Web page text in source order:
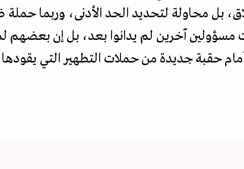
بل محاولة لتحديد الحد الأدنى، وربما
مسؤولين آخرين لم يدانوا بعد، بل إن بعضهم
أمام حقبة جديدة من حملات التطهير التي